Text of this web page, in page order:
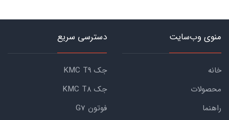
منوی وب‌سایت
خانه
محصولات
راهنما
دسترسی سریع
جک KMC T9
جک KMC T8
فوتون G7